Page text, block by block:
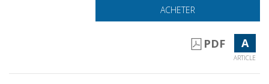
ACHETER
PDF A
ARTICLE